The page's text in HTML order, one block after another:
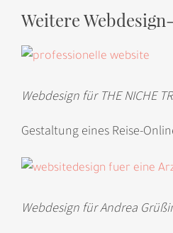
Weitere
Webdesign für THE NICHE
Gestaltung eines Reise-
Webdesign für Andrea